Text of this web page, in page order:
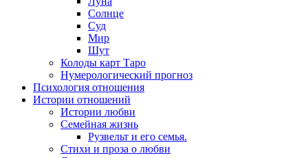
Солнце
Суд
Мир
Шут
Колоды карт Таро
Нумерологический прогноз
Психология отношения
Истории отношений
Истории любви
Семейная жизнь
Рузвельт и его семья.
Стихи и проза о любви